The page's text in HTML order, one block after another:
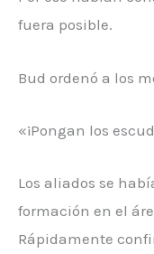
fuera posible.
Bud ordenó a los
«¡Pongan los
Los aliados se
formación en el
Rápidamente